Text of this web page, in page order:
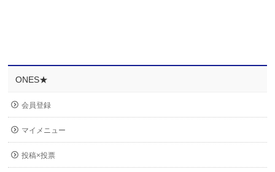
ONES★
会員登録
マイメニュー
投稿×投票